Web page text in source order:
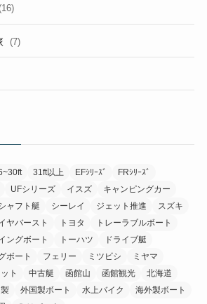
(7)
31ft以上 EFｼﾘｰｽﾞ
FRｼﾘｰｽﾞ
UFシリーズ イスズ
キャンピングカー
ャフト艇 シーレイ ジェット推進
スズキ
ヤバースト トヨタ
トレーラブルボート
ングボート トーハツ
ドライブ艇
ボート フェリー ミツビシ
ミヤマ
ト 中古艇 函館山 函館観光
北海道
外国製ボート 水上バイク
海外製ボート